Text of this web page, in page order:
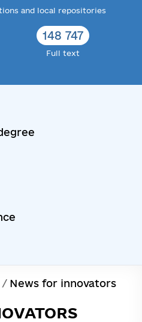
and local repositories
148 747
Full text
/ News for innovators